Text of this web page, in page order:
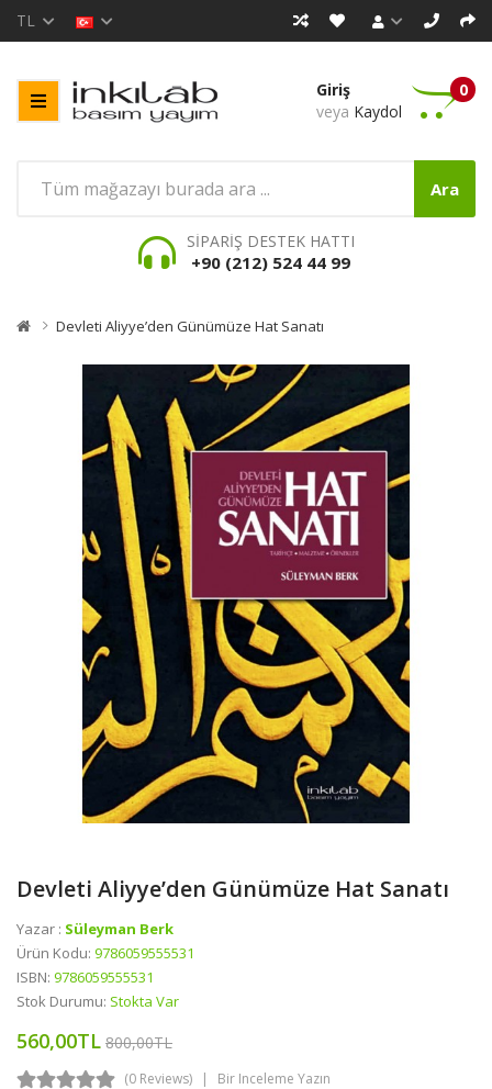
TL
Giriş
veya Kaydol
0
Ara
SİPARİŞ DESTEK HATTI
+90 (212) 524 44 99
Devleti Aliyye’den Günümüze Hat Sanatı
Devleti Aliyye’den Günümüze Hat Sanatı
Yazar : Süleyman Berk
Ürün Kodu: 9786059555531
ISBN: 9786059555531
Stok Durumu: Stokta Var
560,00TL 800,00TL
(0 Reviews) Bir Inceleme Yazın